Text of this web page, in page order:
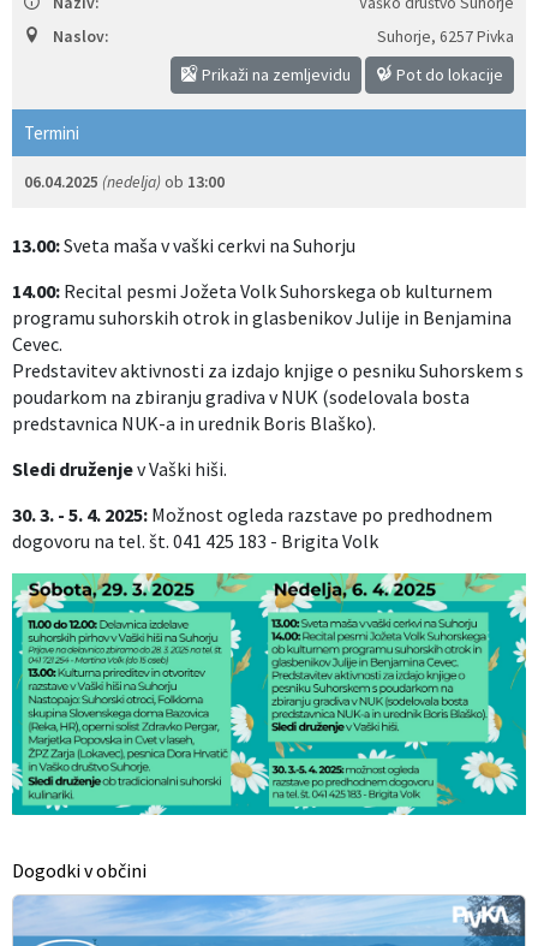
Naslov:
Suhorje, 6257 Pivka
Prikaži na zemljevidu Pot do lokacije
Termini
06.04.2025 (nedelja) ob 13:00
13.00:Sveta maša v vaški cerkvi na Suhorju
14.00: Recital pesmi Jožeta Volk Suhorskega ob kulturnem
programu suhorskih otrok in glasbenikov Julije in Benjamina
Cevec.
Predstavitev aktivnosti za izdajo knjige o pesniku Suhorskem s
poudarkom na zbiranju gradiva v NUK (sodelovala bosta
predstavnica NUK-a in urednik Boris Blaško).
Sledi druženjev Vaški hiši.
30. 3. - 5. 4. 2025: Možnost ogleda razstave po predhodnem
dogovoru na tel. št. 041 425 183 - Brigita Volk
Dogodki v občini
Izobraževanje
Kultura, šport in turizem
Sociala in zdravstvo